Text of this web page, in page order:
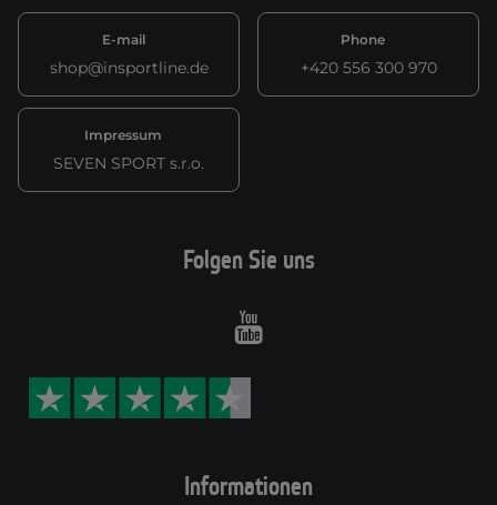
E-mail
shop@insportline.de
Phone
+420 556 300 970
Impressum
SEVEN SPORT s.r.o.
Informationen
Folgen Sie uns
Youtube